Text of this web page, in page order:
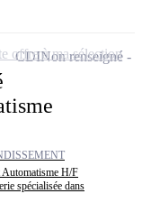
Automatisme H/F
spécialisée dans
CDINon renseigné
offre à ma sélection